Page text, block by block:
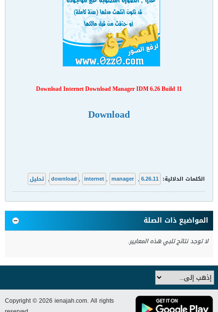
Download Internet Download Manager IDM 6.26 Build 11
Download
الكلمات الدلالية: 6.26.11
,
download , internet , manager
, تحليل
المواضيع ذات الصلة
لا توجد نتائج تلبي هذه المعايير.
Copyright © 2026 ienajah.com. All rights